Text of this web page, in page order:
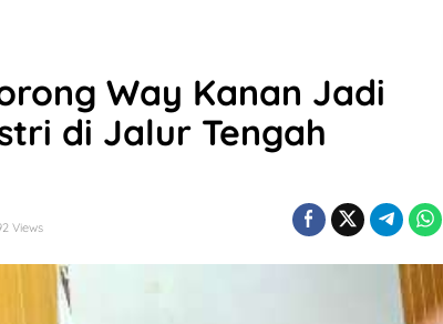
Way Kanan Jadi
di Jalur Tengah
Views